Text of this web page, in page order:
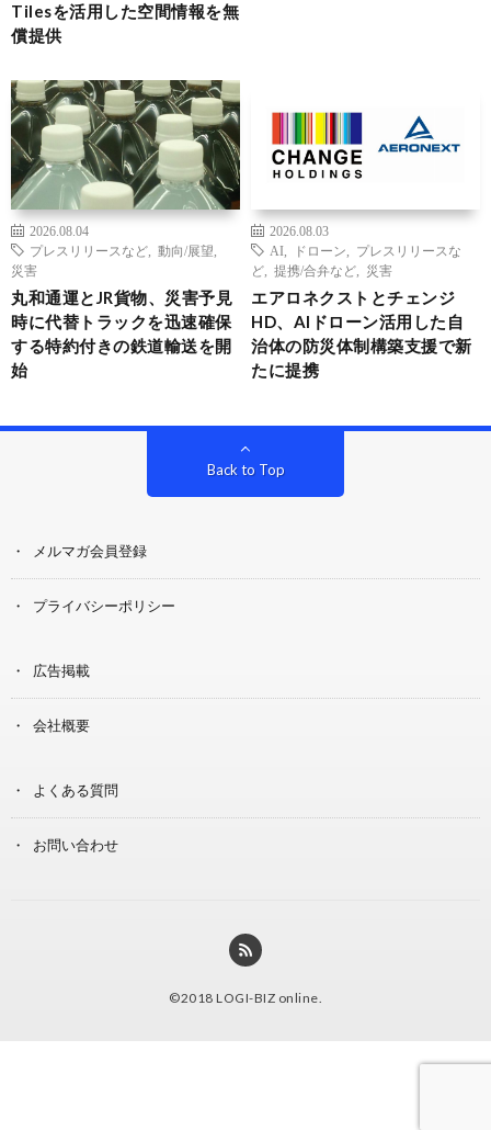
Tilesを活用した空間情報を無
償提供
2026.08.04
プレスリリースなど
動向/展望
災害
丸和通運とJR貨物、災害予見
時に代替トラックを迅速確保
する特約付きの鉄道輸送を開
始
2026.08.03
AI
ドローン
プレスリリースな
ど
提携/合弁など 災害
エアロネクストとチェンジ
HD、AIドローン活用した自
治体の防災体制構築支援で新
たに提携
Back to Top
メルマガ会員登録
プライバシーポリシー
広告掲載
会社概要
よくある質問
お問い合わせ
©2018 LOGI-BIZ online